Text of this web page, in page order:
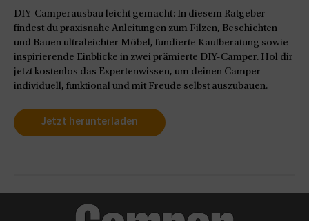
DIY-Camperausbau leicht gemacht: In diesem Ratgeber
findest du praxisnahe Anleitungen zum Filzen, Beschichten
und Bauen ultraleichter Möbel, fundierte Kaufberatung sowie
inspirierende Einblicke in zwei prämierte DIY-Camper. Hol dir
jetzt kostenlos das Expertenwissen, um deinen Camper
individuell, funktional und mit Freude selbst auszubauen.
Jetzt herunterladen